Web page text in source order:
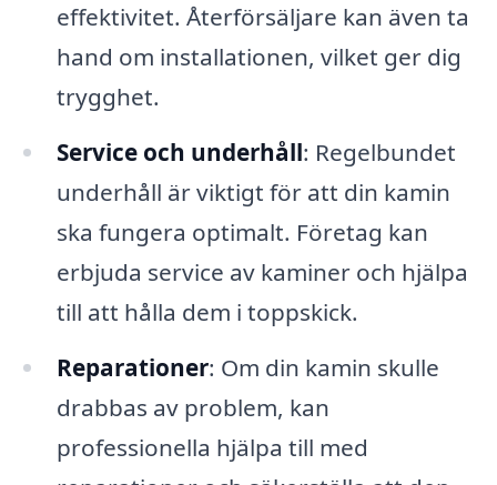
effektivitet. Återförsäljare kan även ta
hand om installationen, vilket ger dig
trygghet.
Service och underhåll: Regelbundet
underhåll är viktigt för att din kamin
ska fungera optimalt. Företag kan
erbjuda service av kaminer och hjälpa
till att hålla dem i toppskick.
Reparationer: Om din kamin skulle
drabbas av problem, kan
professionella hjälpa till med